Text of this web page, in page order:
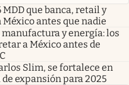
MDD que banca, retail y
antes que nadie
y energía: los
a México antes de
Slim, se fortalece en
expansión para 2025